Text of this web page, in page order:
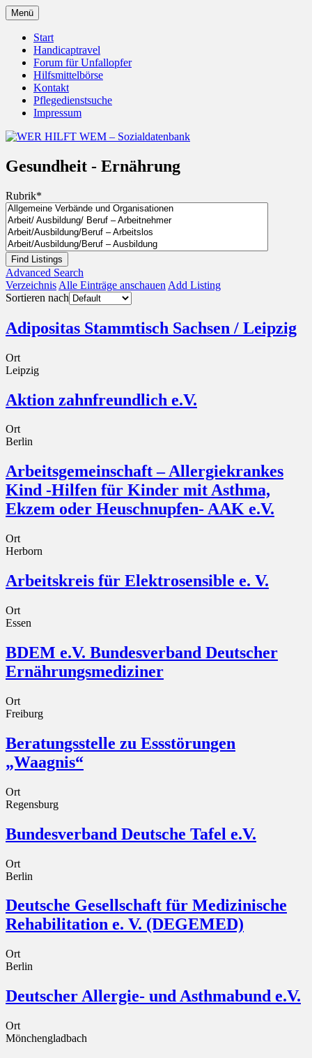
Zum
Inhalt
springen
WER HILFT WEM –
Sozialdatenbank
Menü
Start
Handicaptravel
Forum für Unfallopfer
Hilfsmittelbörse
Kontakt
Pflegedienstsuche
Impressum
Gesundheit - Ernährung
Rubrik*
Advanced Search
Verzeichnis Alle Einträge anschauen Add Listing
Sortieren nach
Adipositas Stammtisch Sachsen / Leipzig
Ort
Leipzig
Aktion zahnfreundlich e.V.
Ort
Berlin
Arbeitsgemeinschaft – Allergiekrankes
Kind -Hilfen für Kinder mit Asthma,
Ekzem oder Heuschnupfen- AAK e.V.
Ort
Herborn
Arbeitskreis für Elektrosensible e. V.
Ort
Essen
BDEM e.V. Bundesverband Deutscher
Ernährungsmediziner
Ort
Freiburg
Beratungsstelle zu Essstörungen
„Waagnis“
Ort
Regensburg
Bundesverband Deutsche Tafel e.V.
Ort
Berlin
Deutsche Gesellschaft für Medizinische
Rehabilitation e. V. (DEGEMED)
Ort
Berlin
Deutscher Allergie- und Asthmabund e.V.
Ort
Mönchengladbach